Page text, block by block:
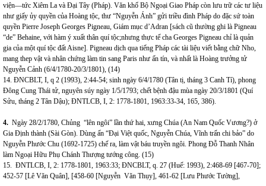
viện—tức Xiêm La và Đại Tây (Pháp). Văn khố Bộ Ngoại Giao Pháp còn lưu trữ các tư liệu
như giấy ủy quyền của Hoàng tộc, thư “Nguyễn Ánh” gửi triều đình Pháp do đặc sứ toàn
quyền Pierre Joseph Georges Pigneau, Giám mục d’Adran [sách cũ thường ghi là Pigneau
“de” Behaine, với hàm ý xuất thân quí tộc;nhưng thực tế cha Georges Pigneau chỉ là quản
gia của một quí tộc đất Aisne]. Pigneau dịch qua tiếng Pháp các tài liệu viết bằng chữ Nho,
mang thep vật và nhân chứng làm tin sang Paris như ấn tín, và nhất là Hoàng trưởng tử
Nguyễn Cảnh (6/4/1780-20/3/1801), (14)
14. ĐNCBLT, I, q 2 (1993), 2:44-54; sinh ngày 6/4/1780 (Tân tị, tháng 3 Canh Tí), phong
Đông Cung Thái tử, nguyên súy ngày 1/5/1793; chết bệnh đậu mùa ngày 20/3/1801 (Quí
Sửu, tháng 2 Tân Dậu); ĐNTLCB, I, 2: 1778-1801, 1963:33-34, 165, 386).
4. Ngày 28/2/1780, Chủng “lên ngôi” lần thứ hai, xưng Chúa (An Nam Quốc Vương?) ở
Gia Định thành (Sài Gòn). Dùng ấn “Đại Việt quốc, Nguyễn Chúa, Vĩnh trấn chi bảo” do
Nguyễn Phước Chu (1692-1725) chế ra, làm vật báu truyền ngôi. Phong Đỗ Thanh Nhân
làm Ngoại Hữu Phụ Chánh Thượng tướng công. (15)
15. ĐNTLCB, I, 2: 1778-1801, 1963:33; ĐNCBLT, q. 27 (Huế: 1993), 2:468-69 [467-70];
452-57 [Lê Văn Quân], [458-60 [Nguyễn Văn Thụy], 461-62 [Lưu Phước Tường],